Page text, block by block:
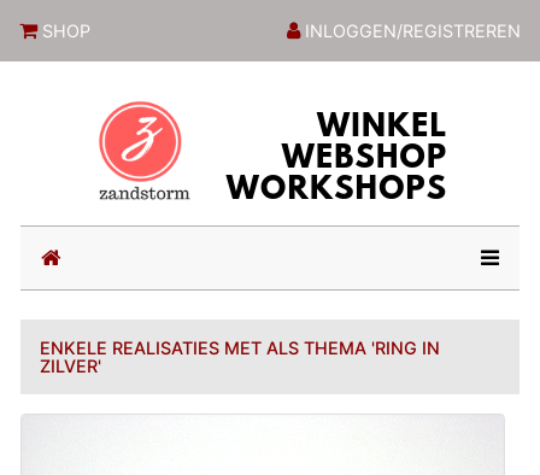
SHOP INLOGGEN/REGISTREREN
(current)
ENKELE REALISATIES MET ALS THEMA 'RING IN
ZILVER'